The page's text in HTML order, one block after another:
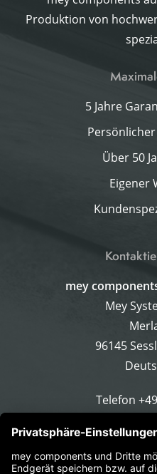
Produktion von
5 Jahre
Über 50
Eigener
mey
Mey
96145
Telefon
E-Mail